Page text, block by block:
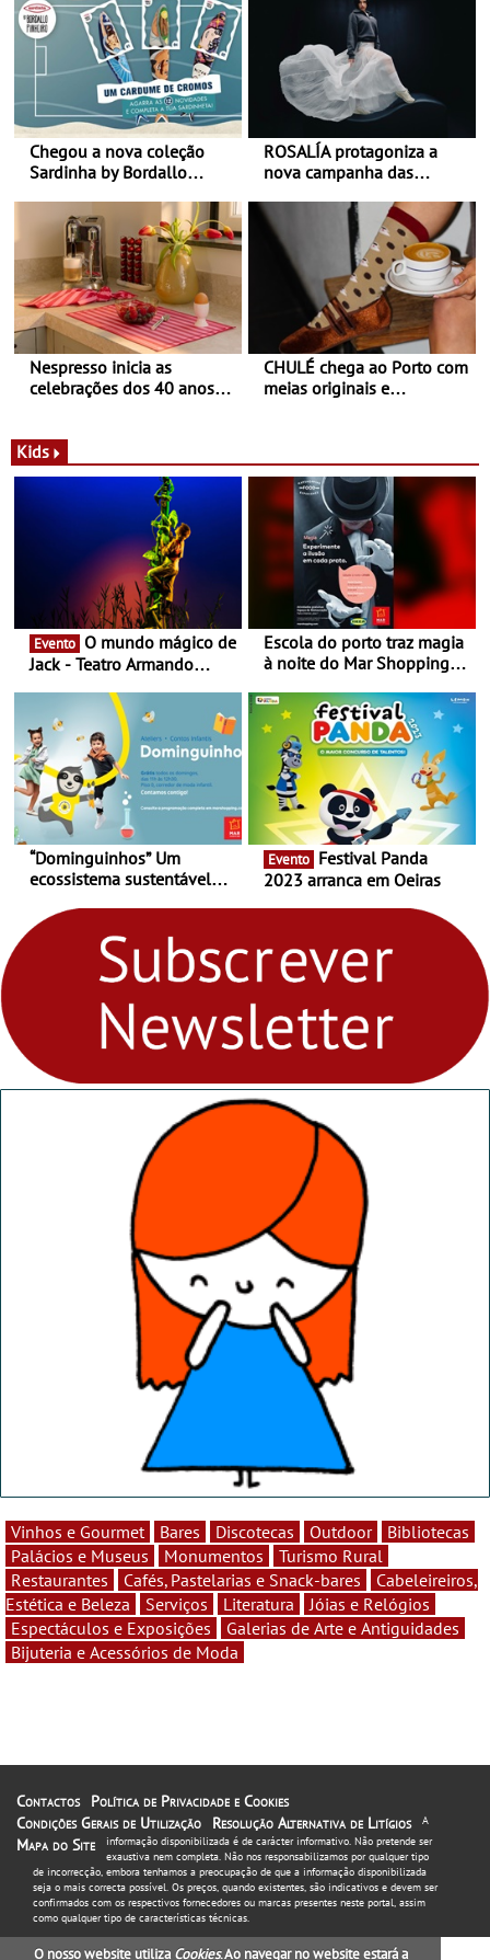
Chegou a nova coleção
Sardinha by Bordallo
ROSALÍA protagoniza a
nova campanha das
Balance
Nespresso inicia as
celebrações dos 40 anos
Novas - Edição limitada
Nespresso x Torres Novas
CHULÉ chega ao Porto com
meias originais e
Shopping
Kids
Evento
Jack - Teatro Armando
Escola do porto traz magia
à noite do Mar Shopping
29 de abril, às 21h00
“Dominguinhos” Um
ecossistema sustentável
fores - Atelier de Educação
Ambiental nos
“Dominguinhos” de 23 de
Evento
2023 arranca em Oeiras
Vinhos e Gourmet Bares Discotecas Outdoor
Bibliotecas
Palácios e Museus
Monumentos
Turismo Rural
Restaurantes
Cafés, Pastelarias e Snack-bares
Cabeleireiros,
Estética e Beleza
Serviços Literatura
Jóias e Relógios
Espectáculos e Exposições
Galerias de Arte e Antiguidades
Bijuteria e Acessórios de Moda
Contactos
Política de Privacidade e Cookies
Condições Gerais de Utilização
Resolução Alternativa de Litígios
Mapa do Site
A
informação disponibilizada é de carácter informativo. Não pretende ser
exaustiva nem completa. Não nos responsabilizamos por qualquer tipo
de incorrecção, embora tenhamos a preocupação de que a informação disponibilizada
seja o mais correcta possível. Os preços, quando existentes, são indicativos e devem ser
confirmados com os respectivos fornecedores ou marcas presentes neste portal, assim
como qualquer tipo de características técnicas.
O nosso website utiliza Cookies. Ao navegar no website estará a